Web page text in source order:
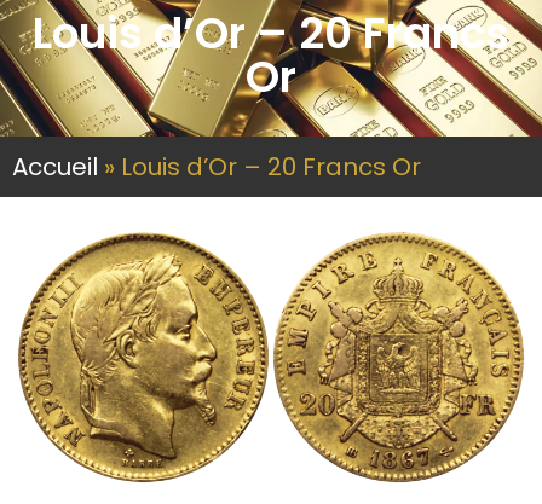
Louis d’Or – 20 Francs
Or
Accueil » Louis d’Or – 20 Francs Or